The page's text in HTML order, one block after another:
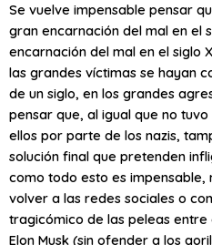
Se vuelve impensable pensar
gran encarnación del mal en el
encarnación del mal en el siglo
las grandes víctimas se hayan
de un siglo, en los grandes
pensar que, al igual que no
ellos por parte de los nazis,
solución final que pretenden
como todo esto es
volver a las redes sociales o
tragicómico de las peleas entre
Elon Musk (sin ofender a los